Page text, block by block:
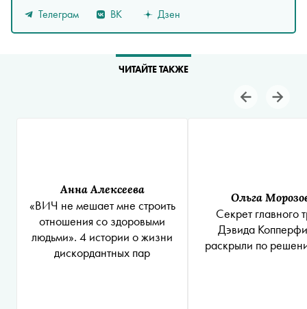
Телеграм
ВК Дзен
ЧИТАЙТЕ ТАКЖЕ
Анна Алексеева
«ВИЧ не мешает мне строить
отношения со здоровыми
людьми». 4 истории о жизни
дискордантных пар
Ольга
Секрет главного
Дэвида
раскрыли по